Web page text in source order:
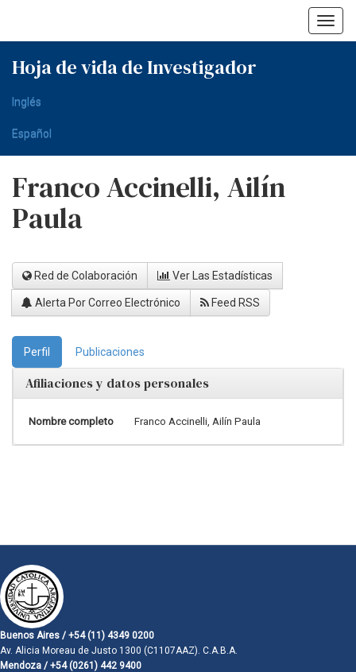
Hoja de vida de Investigador
Inglés
Español
Franco Accinelli, Ailín
Paula
Red de Colaboración Ver Las Estadísticas
Alerta Por Correo Electrónico Feed RSS
Perfil Publicaciones
Afiliaciones y datos personales
Nombre completo Franco Accinelli, Ailín Paula
Buenos Aires / +54 (11) 4349 0200
Av. Alicia Moreau de Justo 1300 (C1107AAZ). C.A.B.A.
Mendoza / +54 (0261) 442 9400